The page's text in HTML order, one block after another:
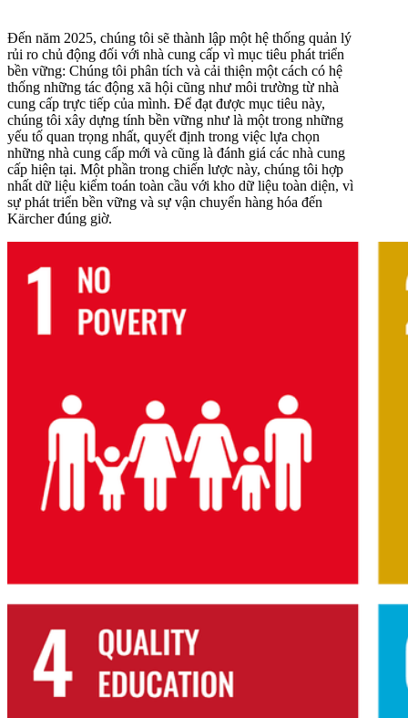
Đến năm 2025, chúng tôi sẽ thành lập một hệ thống quản lý
rủi ro chủ động đối với nhà cung cấp vì mục tiêu phát triển
bền vững: Chúng tôi phân tích và cải thiện một cách có hệ
thống những tác động xã hội cũng như môi trường từ nhà
cung cấp trực tiếp của mình. Để đạt được mục tiêu này,
chúng tôi xây dựng tính bền vững như là một trong những
yếu tố quan trọng nhất, quyết định trong việc lựa chọn
những nhà cung cấp mới và cũng là đánh giá các nhà cung
cấp hiện tại. Một phần trong chiến lược này, chúng tôi hợp
nhất dữ liệu kiểm toán toàn cầu với kho dữ liệu toàn diện, vì
sự phát triển bền vững và sự vận chuyển hàng hóa đến
Kärcher đúng giờ.